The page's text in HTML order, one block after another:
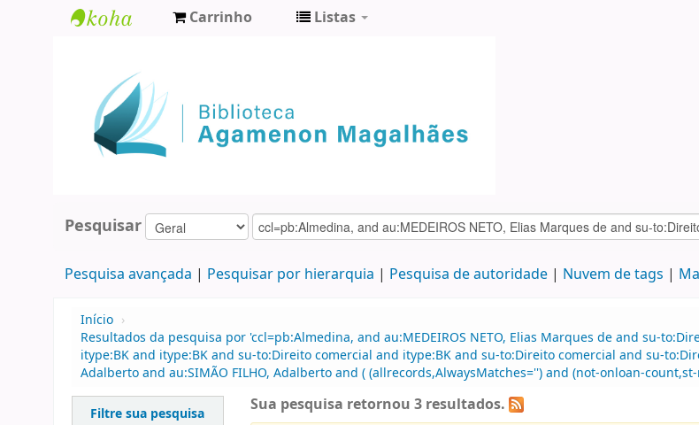
Agamenon
Magalhães
Carrinho Listas
Pesquisar
Pesquisa avançada Pesquisar por hierarquia Pesquisa de autoridade Nuvem de tags
Início ›
Resultados da pesquisa por 'ccl=pb:Almedina, and au:MEDEIROS NETO, Elias Marques de and su-
itype:BK and itype:BK and su-to:Direito comercial and itype:BK and su-to:Direito comercial and su-
Adalberto and au:SIMÃO FILHO, Adalberto and ( (allrecords,AlwaysMatches='') and (not-onloan-
Filtre sua pesquisa
Sua pesquisa retornou 3 resultados.